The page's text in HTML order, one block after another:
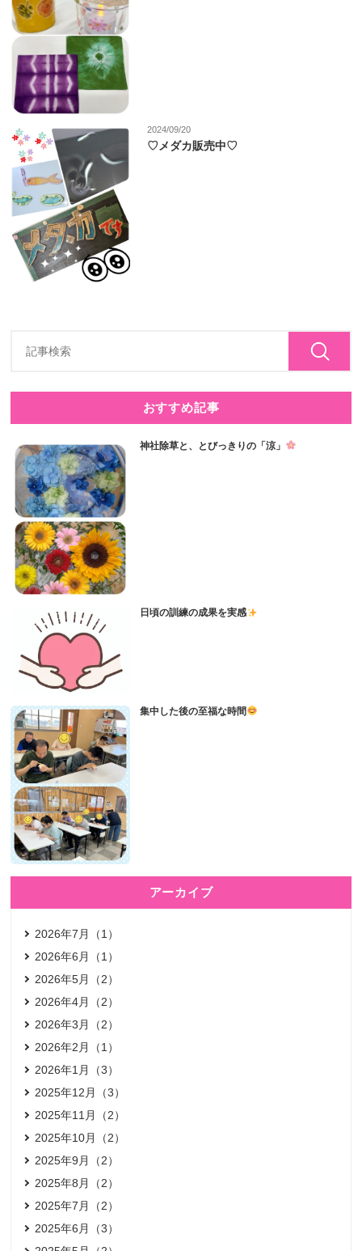
2024/09/20
♡メダカ販売中♡
おすすめ記事
神社除草と、とびっきりの「涼」
日頃の訓練の成果を実感
集中した後の至福な時間
アーカイブ
2026年7月（1）
2026年6月（1）
2026年5月（2）
2026年4月（2）
2026年3月（2）
2026年2月（1）
2026年1月（3）
2025年12月（3）
2025年11月（2）
2025年10月（2）
2025年9月（2）
2025年8月（2）
2025年7月（2）
2025年6月（3）